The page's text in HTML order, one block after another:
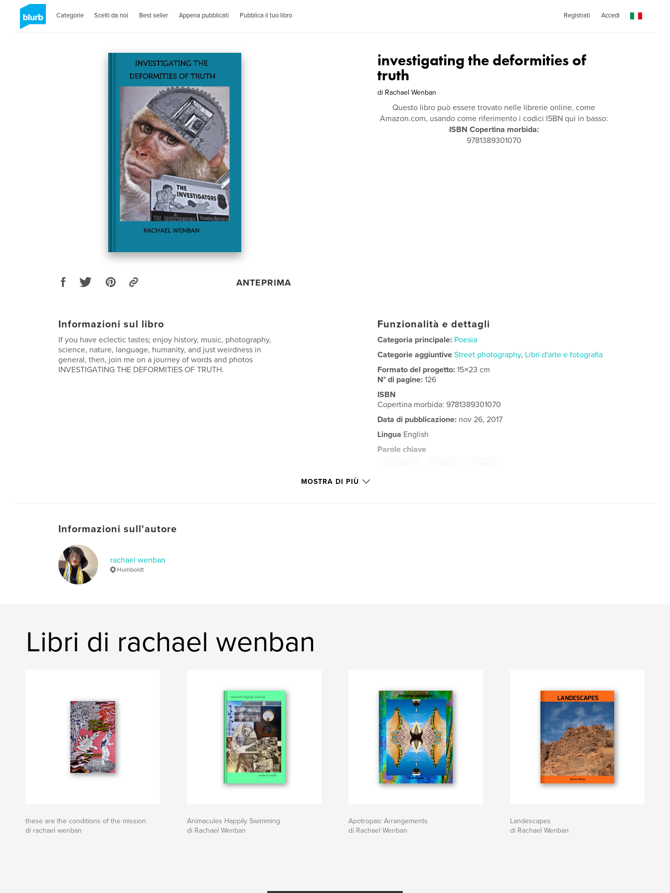
Categorie Scelti da noi Best seller Appena pubblicati Pubblica il tuo libro Registrati Accedi
ANTEPRIMA
investigating the deformities of
truth
di Rachael Wenban
Questo libro può essere trovato nelle librerie online, come
Amazon.com, usando come riferimento i codici ISBN qui in basso:
ISBN Copertina morbida:
9781389301070
Informazioni sul libro
If you have eclectic tastes; enjoy history, music, photography,
science, nature, language, humanity, and just weirdness in
general, then, join me on a journey of words and photos
INVESTIGATING THE DEFORMITIES OF TRUTH.
Funzionalità e dettagli
Categoria principale: Poesia
Categorie aggiuntive Street photography, Libri d'arte e fotografia
Formato del progetto:15×23 cm
N° di pagine:126
ISBN
Copertina morbida: 9781389301070
Data di pubblicazione: nov 26, 2017
Lingua English
Parole chiave
MOSTRA DI PIÙ
Informazioni sull'autore
rachael wenban
Humboldt
Libri di rachael wenban
these are the conditions of the mission
di rachael wenban
Animacules Happily Swimming
di Rachael Wenban
Apotropaic Arrangements
di Rachael Wenban
Landescapes
di Rachael Wenban